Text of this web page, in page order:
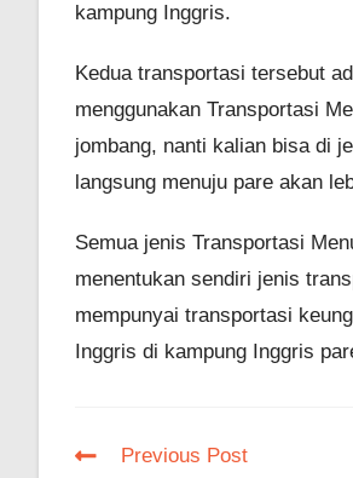
kampung Inggris.
Kedua transportasi tersebut
menggunakan Transportasi
jombang, nanti kalian bisa di
langsung menuju pare akan
Semua jenis Transportasi
menentukan sendiri jenis
mempunyai transportasi
Inggris di kampung Inggris
Read
Previous Post